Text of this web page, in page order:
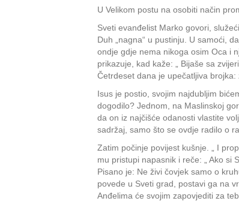
U Velikom postu na osobiti način
Sveti evanđelist Marko govori,
Duh „nagna“ u pustinju. U samoći,
ondje gdje nema nikoga osim Oca i
prikazuje, kad kaže: „ Bijaše sa
Četrdeset dana je upečatljiva
Isus je postio, svojim najdubljim
dogodilo? Jednom, na Maslinskoj
da on iz najčišće odanosti vlastite
sadržaj, samo što se ovdje radilo o
Zatim počinje povijest kušnje. „ I
mu pristupi napasnik i reče: „ Ako si
Pisano je: Ne živi čovjek samo o
povede u Sveti grad, postavi ga na
Anđelima će svojim zapovjediti za